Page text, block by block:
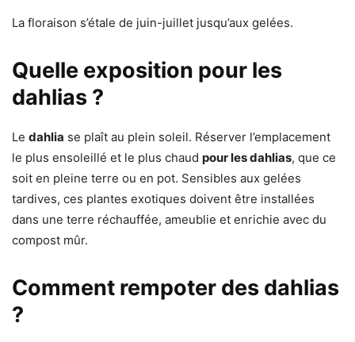
La floraison s’étale de juin-juillet jusqu’aux gelées.
Quelle exposition pour les
dahlias ?
Le dahlia se plaît au plein soleil. Réserver l’emplacement
le plus ensoleillé et le plus chaud pour les dahlias, que ce
soit en pleine terre ou en pot. Sensibles aux gelées
tardives, ces plantes exotiques doivent être installées
dans une terre réchauffée, ameublie et enrichie avec du
compost mûr.
Comment rempoter des dahlias
?